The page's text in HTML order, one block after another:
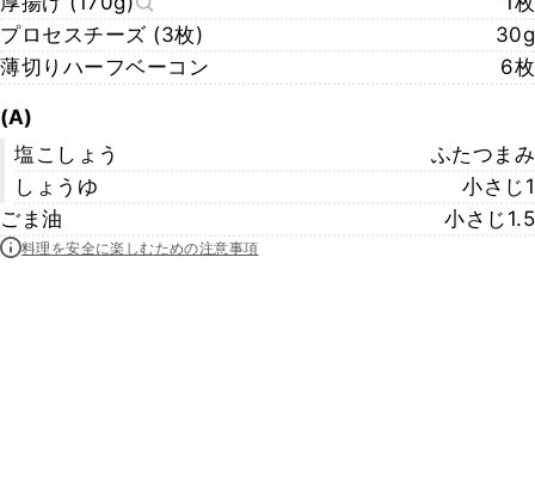
プロセスチーズ (3枚)
30g
薄切りハーフベーコン
6枚
(A)
塩こしょう
ふたつまみ
しょうゆ
小さじ1
ごま油
小さじ1.5
料理を安全に楽しむための注意事項